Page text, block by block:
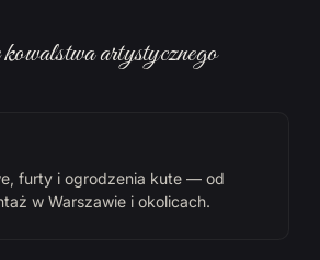
artystycznego
furty i ogrodzenia kute — od
w Warszawie i okolicach.